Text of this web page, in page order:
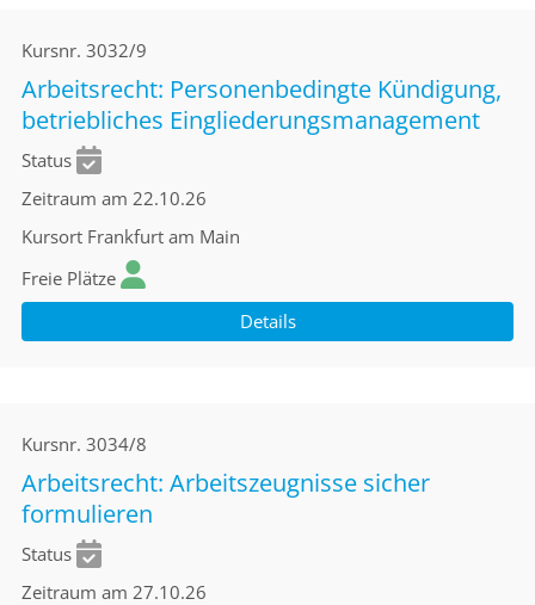
Kursnr. 3032/9
Arbeitsrecht: Personenbedingte Kündigung,
betriebliches Eingliederungsmanagement
Status
Zeitraum am 22.10.26
Kursort Frankfurt am Main
Freie Plätze
Details
Kursnr. 3034/8
Arbeitsrecht: Arbeitszeugnisse sicher
formulieren
Status
Zeitraum am 27.10.26